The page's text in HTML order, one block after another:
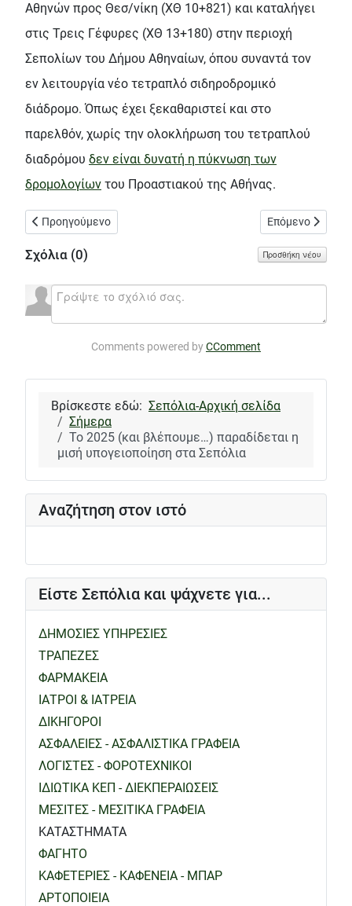
Αναζήτηση στον ιστό
Είστε Σεπόλια και ψάχνετε για...
ΔΗΜΟΣΙΕΣ ΥΠΗΡΕΣΙΕΣ
ΤΡΑΠΕΖΕΣ
ΦΑΡΜΑΚΕΙΑ
ΙΑΤΡΟΙ & ΙΑΤΡΕΙΑ
ΔΙΚΗΓΟΡΟΙ
ΑΣΦΑΛΕΙΕΣ - ΑΣΦΑΛΙΣΤΙΚΑ ΓΡΑΦΕΙΑ
ΛΟΓΙΣΤΕΣ - ΦΟΡΟΤΕΧΝΙΚΟΙ
ΙΔΙΩΤΙΚΑ ΚΕΠ - ΔΙΕΚΠΕΡΑΙΩΣΕΙΣ
ΜΕΣΙΤΕΣ - ΜΕΣΙΤΙΚΑ ΓΡΑΦΕΙΑ
ΚΑΤΑΣΤΗΜΑΤΑ
ΦΑΓΗΤΟ
ΚΑΦΕΤΕΡΙΕΣ - ΚΑΦΕΝΕΙΑ - ΜΠΑΡ
ΑΡΤΟΠΟΙΕΙΑ
Αθηνών προς Θεσ/νίκη (ΧΘ 10+821) και καταλήγει
στις Τρεις Γέφυρες (ΧΘ 13+180) στην περιοχή
Σεπολίων του Δήμου Αθηναίων, όπου συναντά τον
εν λειτουργία νέο τετραπλό σιδηροδρομικό
διάδρομο. Όπως έχει ξεκαθαριστεί και στο
παρελθόν, χωρίς την ολοκλήρωση του τετραπλού
διαδρόμου δεν είναι δυνατή η πύκνωση των
δρομολογίων του Προαστιακού της Αθήνας.
Προηγούμενο άρθρο: Τα «τραγικά» αποτελέσματα του
Προηγούμενο Επόμενο άρθρο:
Επόμενο
Σχόλια (0) Προσθήκη νέου
Comments powered byCComment
Βρίσκεστε εδώ: Σεπόλια-Αρχική σελίδα
Σήμερα
Το 2025 (και βλέπουμε…) παραδίδεται η
μισή υπογειοποίηση στα Σεπόλια